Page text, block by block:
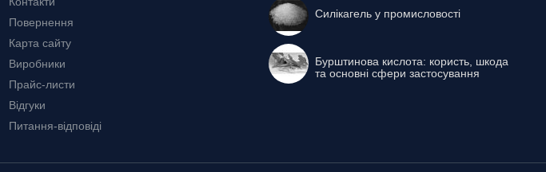
Повернення
Карта сайту
Виробники
Прайс-листи
Відгуки
Питання-відповіді
Силікагель у промисловості
Бурштинова кислота: користь, шкода
та основні сфери застосування